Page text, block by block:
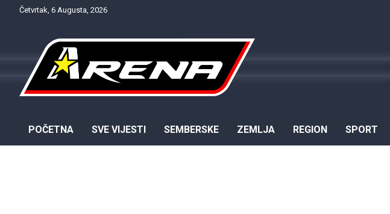
Četvrtak, 6 Augusta, 2026
POČETNA SVE VIJESTI SEMBERSKE ZEMLJA REGION SPORT